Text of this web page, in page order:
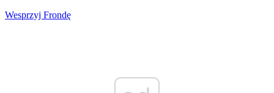
Wesprzyj Frondę